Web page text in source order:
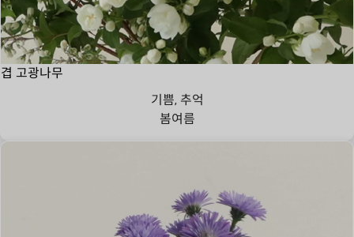
겹 고광나무
기쁨, 추억
봄여름